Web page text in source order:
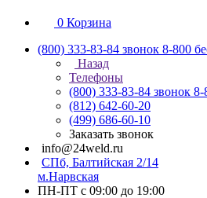
0 Корзина
(800) 333-83-84 звонок 8-800
Назад
Телефоны
(800) 333-83-84 звонок
(812) 642-60-20
(499) 686-60-10
Заказать звонок
info@24weld.ru
СПб, Балтийская 2/14
м.Нарвская
ПН-ПТ с 09:00 до 19:00